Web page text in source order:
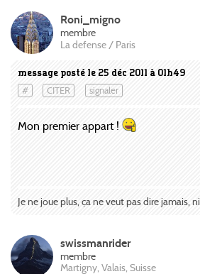
message posté le 25 déc 2011 à 01h49
# CITER signaler
Roni_migno
membre
La defense / Paris
Mon premier appart !
Je ne joue plus, ça ne veut pas dire jamais,
swissmanrider
membre
Martigny, Valais, Suisse